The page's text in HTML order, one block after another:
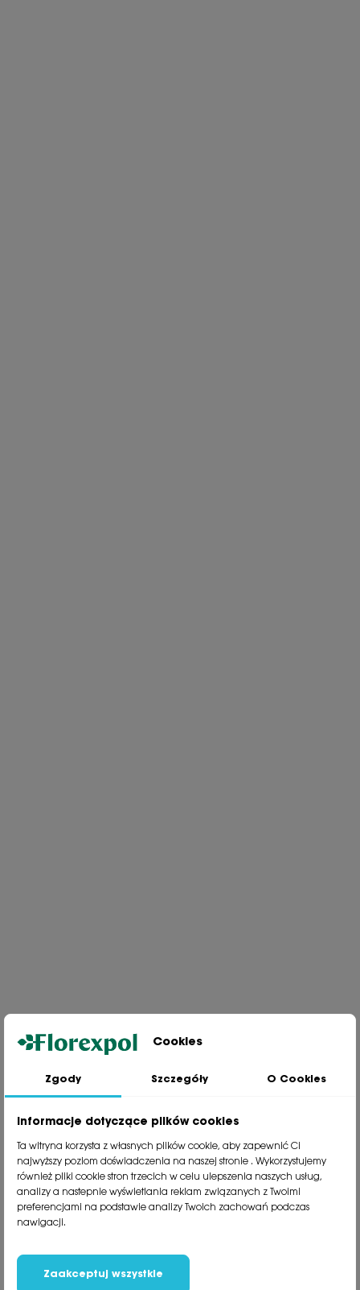
Jesteśmy wiodącą firmą wysyłkową roślin na terenie Polski. Od ponad
30 lat dzielimy się z naszymi Klientami naszą pasją, doświadczeniem i
81 533 23 05
phone81 533 30 50
phone 81 533 82 20
Polecane kategorie
Informacje
Cookies
Zgody Szczegóły O Cookies
Informacje dotyczące plików cookies
Ta witryna korzysta z własnych plików cookie, aby zapewnić Ci
najwyższy poziom doświadczenia na naszej stronie . Wykorzystujemy
również pliki cookie stron trzecich w celu ulepszenia naszych usług,
analizy a nastepnie wyświetlania reklam związanych z Twoimi
preferencjami na podstawie analizy Twoich zachowań podczas
nawigacji.
Zaakceptuj wszystkie